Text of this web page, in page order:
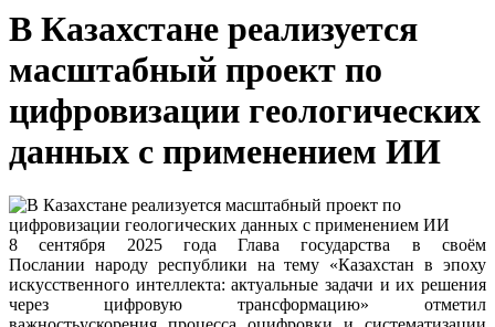
В Казахстане реализуется
масштабный проект по
цифровизации геологических
данных с применением ИИ
8 сентября 2025 года Глава государства в своём
Послании народу республики на тему «Казахстан в эпоху
искусственного интеллекта: актуальные задачи и их решения
через цифровую трансформацию»
отметил